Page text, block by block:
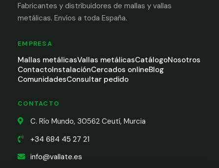
Fabricantes y distribuidores de mallas y vallas
metálicas. Envíos a toda España.
EMPRESA
Mallas metálicasVallas metálicasCatálogoNosotros
ContactoInstalaciónCercados onlineBlog
ComunidadesConsultar pedido
CONTACTO
C. Río Mundo, 30562 Ceutí, Murcia
+34 684 45 27 21
info@vallate.es